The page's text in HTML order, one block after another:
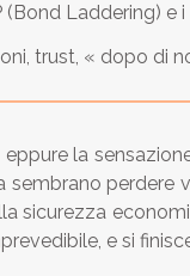
Laddering) e
trust, « dopo di
la
perdere
sicurezza
e si